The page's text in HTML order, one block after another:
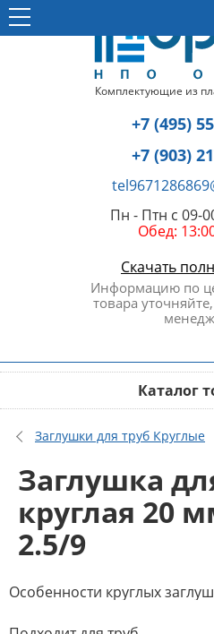
Комплектующие из
+7 (495)
+7 (903)
Пн - Птн с 09-
Обед:
Скачать
Информацию по
товара
Каталог
Заглушки для труб Круглые
Заглушка
круглая 20
2.5/9
Особенности круглых